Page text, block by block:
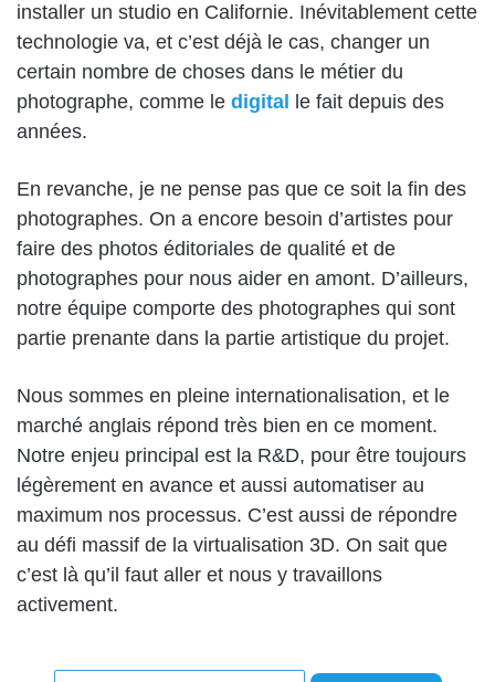
installer un studio en Californie. Inévitablement cette
technologie va, et c’est déjà le cas, changer un
certain nombre de choses dans le métier du
photographe, comme le digital
le fait depuis des
années.
En revanche, je ne pense pas que ce soit la fin des
photographes. On a encore besoin d’artistes pour
faire des photos éditoriales de qualité et de
photographes pour nous aider en amont. D’ailleurs,
notre équipe comporte des photographes qui sont
partie prenante dans la partie artistique du projet.
Nous sommes en pleine internationalisation, et le
marché anglais répond très bien en ce moment.
Notre enjeu principal est la R&D, pour être toujours
légèrement en avance et aussi automatiser au
maximum nos processus. C’est aussi de répondre
au défi massif de la virtualisation 3D. On sait que
c’est là qu’il faut aller et nous y travaillons
activement.